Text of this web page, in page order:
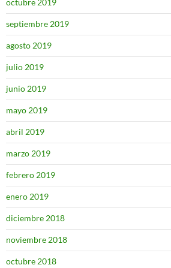
octubre 2019
septiembre 2019
agosto 2019
julio 2019
junio 2019
mayo 2019
abril 2019
marzo 2019
febrero 2019
enero 2019
diciembre 2018
noviembre 2018
octubre 2018